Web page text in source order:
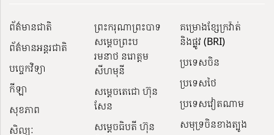
ព័ត៌មានជាតិ
ព័ត៌មានអន្តរជាតិ
បច្ចេកវិទ្យា
កីឡា
សុខភាព
សិល្បៈ
ព្រះករុណាព្រះបាទ
សម្តេចព្រះប
រមនាថ នរោត្តម
សីហមុនី
សម្តេចតេជោ ហ៊ុន
សែន
សម្ដេចធិបតី ហ៊ុន
គម្រោងខ្សែក្រវ៉ាត់
និងផ្លូវ (BRI)
ប្រទេសចិន
ប្រទេសថៃ
ប្រទេសវៀតណាម
សមុទ្រចិនខាងត្បូង